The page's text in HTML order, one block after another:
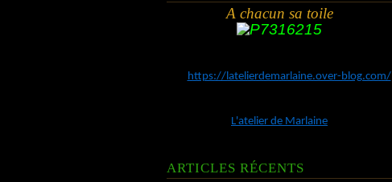
A chacun sa toile
https://latelierdemarlaine.over-blog.com/
L'atelier de Marlaine
ARTICLES RÉCENTS